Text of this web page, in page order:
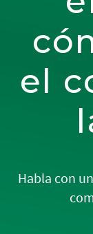
el
Habla con